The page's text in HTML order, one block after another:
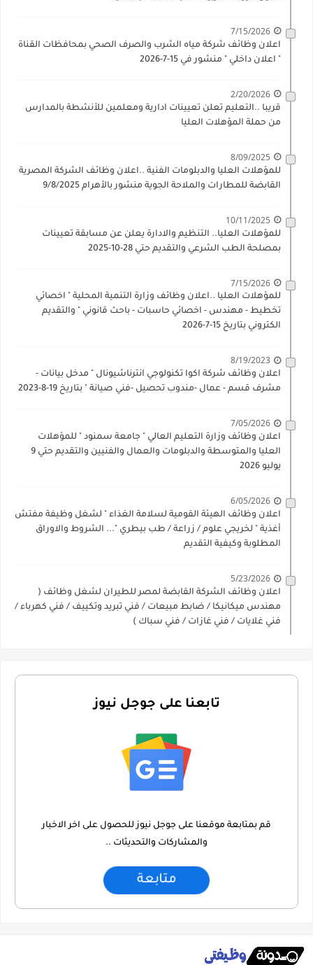
7/15/2026
اعلان وظائف شركة مياه الشرب والصرف الصحي بمحافظات القناة
" اعلان داخلي " منشور في 15-7-2026
2/20/2026
قريبا ..التعليم تعلن تعيينات ادارية ومعلمين للأنشطة بالمدارس
من حملة المؤهلات العليا
8/09/2025
للمؤهلات العليا والدبلومات الفنية ..اعلان وظائف الشركة المصرية
القابضة للمطارات والملاحة الجوية منشور بالأهرام 9/8/2025
10/11/2025
للمؤهلات العليا.. التنظيم والادارة يعلن عن مسابقة تعيينات
بمصلحة الطب الشرعي والتقديم حتي 28-10-2025
7/15/2026
للمؤهلات العليا ..اعلان وظائف وزارة التنمية المحلية " اخصائي
تخطيط - مهندس - اخصائي حاسبات - باحث قانوني " والتقديم
الكتروني بتاريخ 15-7-2026
8/19/2023
اعلان وظائف شركة اكوا تكنولوجي انترناشيونال " مدخل بيانات -
مشرف قسم - عمال -مندوب تحصيل -فني صيانة " بتاريخ 19-8-2023
7/05/2026
اعلان وظائف وزارة التعليم العالي " جامعة سمنود " للمؤهلات
العليا والمتوسطة والدبلومات والعمال والفنيين والتقديم حتي 9
يوليو 2026
6/05/2026
اعلان وظائف الهيئة القومية لسلامة الغذاء " لشغل وظيفة مفتش
أغذية " لخريجي علوم / زراعة / طب بيطري "... الشروط والاوراق
المطلوبة وكيفية التقديم
5/23/2026
اعلان وظائف الشركة القابضة لمصر للطيران لشغل وظائف (
مهندس ميكانيكا / ضابط مبيعات / فني تبريد وتكييف / فني كهرباء /
فني غلايات / فني غازات / فني سباك )
تابعنا على جوجل نيوز
قم بمتابعة موقعنا على جوجل نيوز للحصول على اخر الاخبار
والمشاركات والتحديثات ..
متابعة